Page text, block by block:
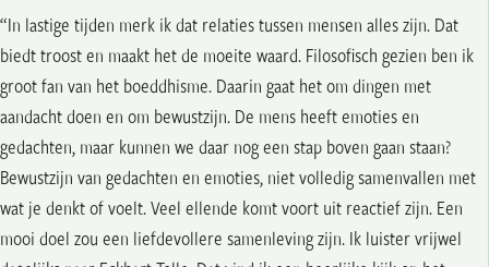
“In lastige tijden merk ik dat relaties tussen mensen alles zijn. Dat
biedt troost en maakt het de moeite waard. Filosofisch gezien ben ik
groot fan van het boeddhisme. Daarin gaat het om dingen met
aandacht doen en om bewustzijn. De mens heeft emoties en
gedachten, maar kunnen we daar nog een stap boven gaan staan?
Bewustzijn van gedachten en emoties, niet volledig samenvallen met
wat je denkt of voelt. Veel ellende komt voort uit reactief zijn. Een
mooi doel zou een liefdevollere samenleving zijn. Ik luister vrijwel